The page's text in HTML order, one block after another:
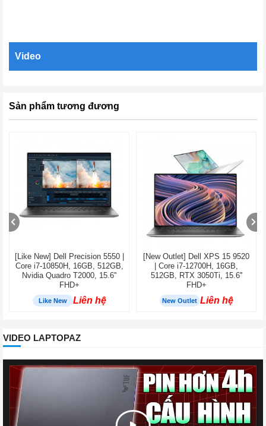
Video
Sản phẩm tương đương
[Like New] Dell Precision 5550 |
Core i7-10850H, 16GB, 512GB,
Nvidia Quadro T2000, 15.6''
FHD+
Like New Liên hệ
[New Outlet] Dell XPS 15 9520
| Core i7-12700H, 16GB,
512GB, RTX 3050Ti, 15.6''
FHD+
New Outlet Liên hệ
VIDEO LAPTOPAZ